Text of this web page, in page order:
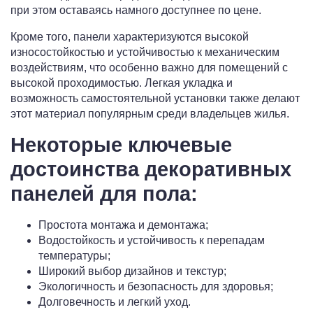
при этом оставаясь намного доступнее по цене.
Кроме того, панели характеризуются высокой
износостойкостью и устойчивостью к механическим
воздействиям, что особенно важно для помещений с
высокой проходимостью. Легкая укладка и
возможность самостоятельной установки также делают
этот материал популярным среди владельцев жилья.
Некоторые ключевые
достоинства декоративных
панелей для пола:
Простота монтажа и демонтажа;
Водостойкость и устойчивость к перепадам
температуры;
Широкий выбор дизайнов и текстур;
Экологичность и безопасность для здоровья;
Долговечность и легкий уход.